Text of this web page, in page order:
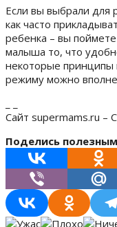
Если вы выбрали для
как часто
ребенка – вы
малыша то, что
некоторые принципы
режиму можно
Сайт supermams.ru –
Поделись